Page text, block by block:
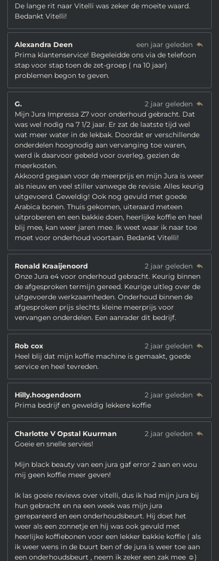
De lange rit naar Vitelli was zeker de moeite waard.
Bedankt Vitelli!
Alexandra Deen
een jaar geleden
Prima klantenservice! Begeleidde ons via de telefoon
stap voor stap toen de zet-groep ( na 10 jaar)
problemen begon te geven.
G.
2 jaar geleden
Mijn Jura Impressa Z7 voor onderhoud gebracht. Dat
was wel nodig na 7 1/2 jaar. Er zat de laatste tijd wel
wat meer water in de lekbak. Doordat er verschillende
onderdelen hoognodig aan vervanging toe waren,
werd ik daarvoor gebeld voor overleg, gezien de
meerkosten.
Akkoord gegaan voor de meerprijs en mijn Jura is weer
als nieuw en veel stiller vanwege de revisie. Alles keurig
uitgevoerd. Geweldig! Ook nog gevuld met goede
Arabica bonen. Thuis gekomen, uiteraard meteen
uitproberen en een bakkie doen, heerlijke koffie en heel
blij mee, kan weer jaren mee. Ik weet waar ik naar toe
moet voor onderhoud voortaan. Bedankt Vitelli!
Ronald Kraaijenoord
2 jaar geleden
Onze Jura e4 voor onderhoud gebracht. Keurig binnen
de afgesproken termijn gereed. Keurige uitleg over de
uitgevoerde werkzaamheden. Onderhoud binnen de
afgesproken prijs slechts kleine meerprijs voor
vervangen onderdelen. Een aanrader dit bedrijf.
Rob cox
2 jaar geleden
Heel blij dat mijn koffie machine is gemaakt, goede
service en heel tevreden.
Hilly.hoogendoorn
2 jaar geleden
Prima bedrijf en geweldig lekkere koffie
Charlotte V Opstal Kuurman
2 jaar geleden
Goeie en snelle servies!
Mijn black beauty van een jura gaf error 2 aan en wou
mij geen koffie meer geven!
Ik las goeie reviews over vitelli, dus ik had mijn jura bij
hun gebracht en na een week was mijn jura
gerepareerd en een onderhoudsbeurt. Hij doet het
weer als een zonnetje en hij was ook gevuld met
heerlijke koffiebonen voor een lekker bakkie koffie ( als
ik weer wens in de buurt ben of de jura is weer toe aan
een onderhoudsbeurt , neem ik zeker een zak mee ☺️)